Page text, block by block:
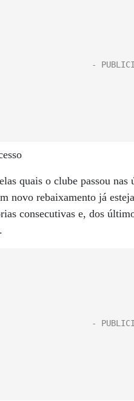
quais o clube passou
novo rebaixamento já
consecutivas e, dos